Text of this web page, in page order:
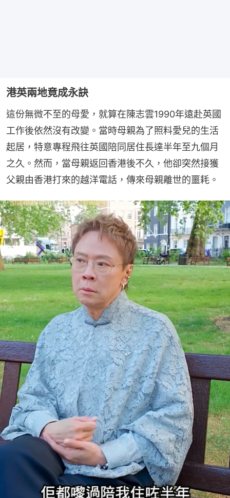
港英兩地竟成永訣
這份無微不至的母愛，就算在陳志雲1990年遠赴英國
工作後依然沒有改變。當時母親為了照料愛兒的生活
起居，特意專程飛往英國陪同居住長達半年至九個月
之久。然而，當母親返回香港後不久，他卻突然接獲
父親由香港打來的越洋電話，傳來母親離世的噩耗。